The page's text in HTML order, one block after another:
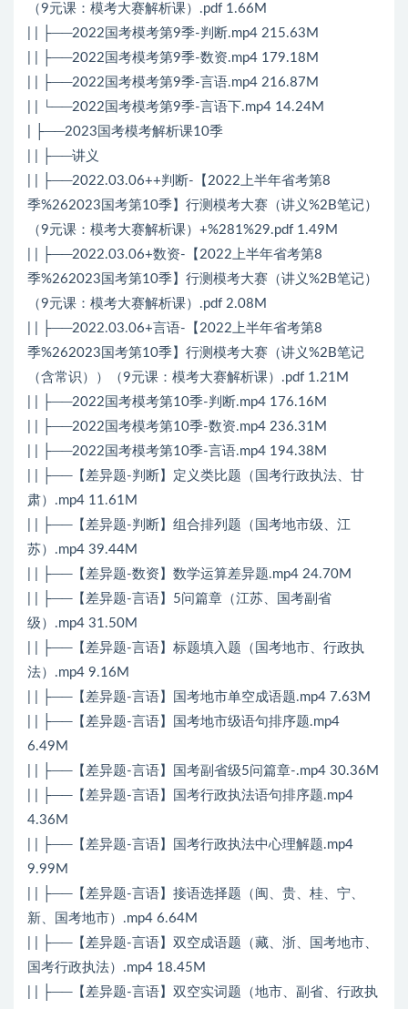
（9元课：模考大赛解析课）.pdf 1.66M
| | ├──2022国考模考第9季-判断.mp4 215.63M
| | ├──2022国考模考第9季-数资.mp4 179.18M
| | ├──2022国考模考第9季-言语.mp4 216.87M
| | └──2022国考模考第9季-言语下.mp4 14.24M
| ├──2023国考模考解析课10季
| | ├──讲义
| | ├──2022.03.06++判断-【2022上半年省考第8
季%262023国考第10季】行测模考大赛（讲义%2B笔记）
（9元课：模考大赛解析课）+%281%29.pdf 1.49M
| | ├──2022.03.06+数资-【2022上半年省考第8
季%262023国考第10季】行测模考大赛（讲义%2B笔记）
（9元课：模考大赛解析课）.pdf 2.08M
| | ├──2022.03.06+言语-【2022上半年省考第8
季%262023国考第10季】行测模考大赛（讲义%2B笔记
（含常识））（9元课：模考大赛解析课）.pdf 1.21M
| | ├──2022国考模考第10季-判断.mp4 176.16M
| | ├──2022国考模考第10季-数资.mp4 236.31M
| | ├──2022国考模考第10季-言语.mp4 194.38M
| | ├──【差异题-判断】定义类比题（国考行政执法、甘
肃）.mp4 11.61M
| | ├──【差异题-判断】组合排列题（国考地市级、江
苏）.mp4 39.44M
| | ├──【差异题-数资】数学运算差异题.mp4 24.70M
| | ├──【差异题-言语】5问篇章（江苏、国考副省
级）.mp4 31.50M
| | ├──【差异题-言语】标题填入题（国考地市、行政执
法）.mp4 9.16M
| | ├──【差异题-言语】国考地市单空成语题.mp4 7.63M
| | ├──【差异题-言语】国考地市级语句排序题.mp4
6.49M
| | ├──【差异题-言语】国考副省级5问篇章-.mp4 30.36M
| | ├──【差异题-言语】国考行政执法语句排序题.mp4
4.36M
| | ├──【差异题-言语】国考行政执法中心理解题.mp4
9.99M
| | ├──【差异题-言语】接语选择题（闽、贵、桂、宁、
新、国考地市）.mp4 6.64M
| | ├──【差异题-言语】双空成语题（藏、浙、国考地市、
国考行政执法）.mp4 18.45M
| | ├──【差异题-言语】双空实词题（地市、副省、行政执